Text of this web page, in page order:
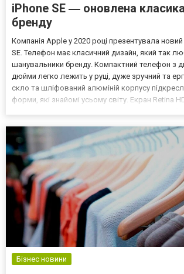
iPhone SE ― оновлена
бренду
Компанія Apple у 2020 році презентувала
SE. Телефон має класичний дизайн, який так
шанувальники бренду. Компактний телефон з
дюйми легко лежить у руці, дуже зручний та
скло та шліфований алюміній корпусу
форми, які знайомі усьому світу. Екран Retina
Бізнес новини